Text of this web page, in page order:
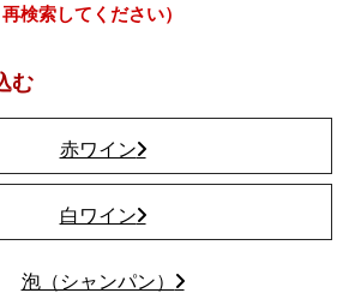
検索してください）
む
赤ワイン
白ワイン
泡（シャンパン）